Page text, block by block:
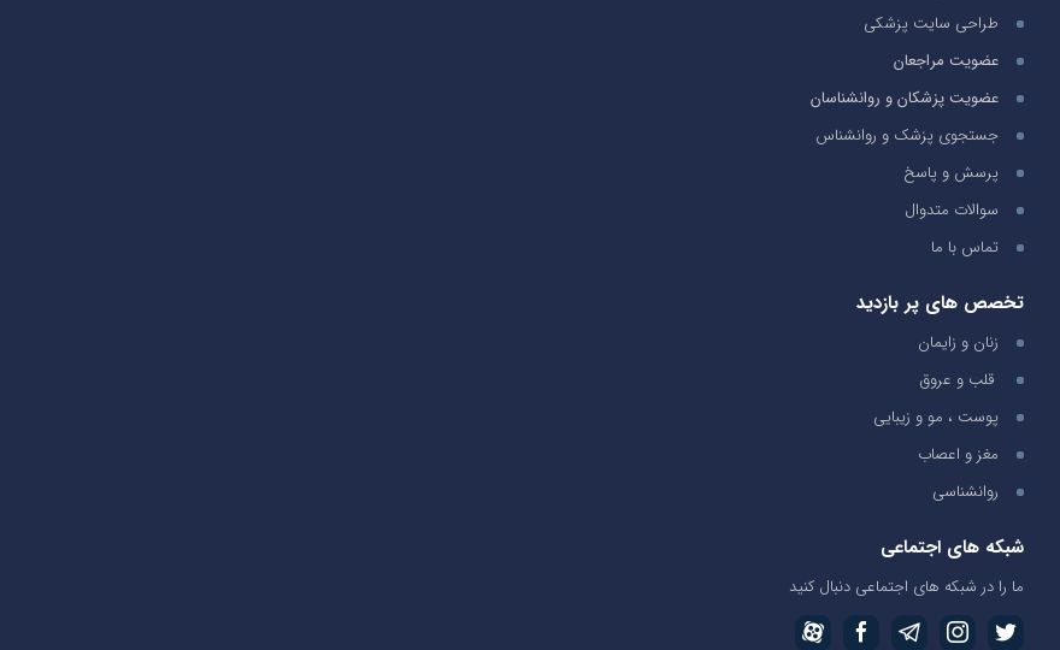
طراحی سایت پزشکی
عضویت مراجعان
عضویت پزشکان و روانشناسان
جستجوی پزشک و روانشناس
پرسش و پاسخ
سوالات متدوال
تماس با ما
تخصص های پر بازدید
زنان و زایمان
قلب و عروق
پوست ، مو و زیبایی
مغز و اعصاب
روانشناسی
شبکه های اجتماعی
ما را در شبکه های اجتماعی دنبال کنید